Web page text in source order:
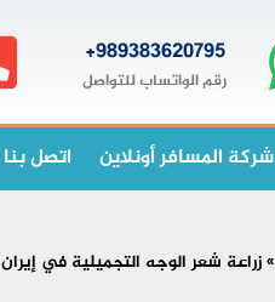
989383620795+
رقم الواتساب للتواصل
شركة المسافر أونلاين اتصل بنا
»زراعة شعر الوجه التجميلية في إيران